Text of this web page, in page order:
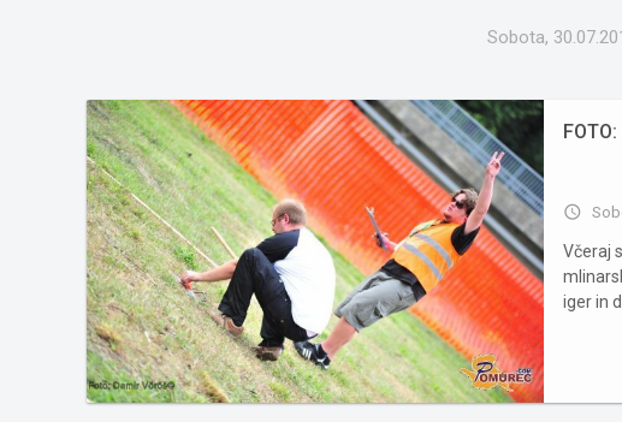
Sobota,
access_time
Včeraj
iger in